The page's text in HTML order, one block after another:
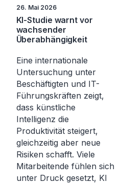
26. Mai 2026
KI-Studie warnt vor
wachsender
Überabhängigkeit
Eine internationale
Untersuchung unter
Beschäftigten und IT-
Führungskräften zeigt,
dass künstliche
Intelligenz die
Produktivität steigert,
gleichzeitig aber neue
Risiken schafft. Viele
Mitarbeitende fühlen sich
unter Druck gesetzt, KI